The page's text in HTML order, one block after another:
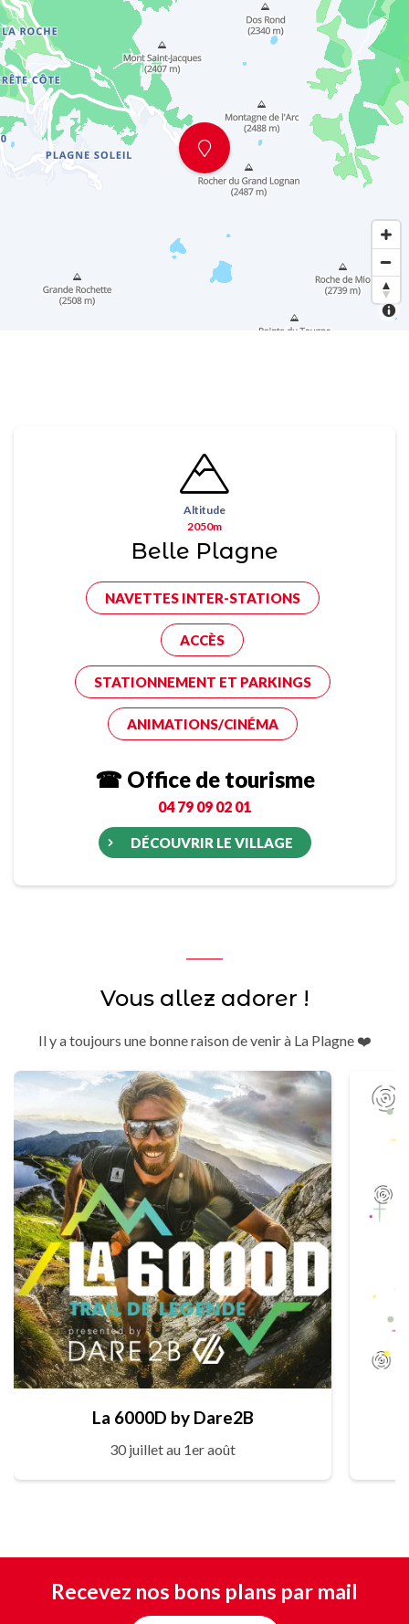
Altitude
2050m
Belle Plagne
NAVETTES INTER-STATIONS
ACCÈS
STATIONNEMENT ET PARKINGS
ANIMATIONS/CINÉMA
☎ Office de tourisme
04 79 09 02 01
DÉCOUVRIR LE VILLAGE
Vous allez adorer !
Il y a toujours une bonne raison de venir à La Plagne ❤️
La 6000D by Dare2B
30 juillet au 1er août
Recevez nos bons plans par mail